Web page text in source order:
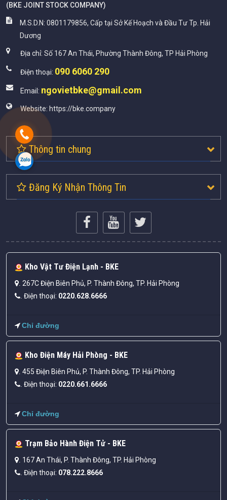
(BKE JOINT STOCK COMPANY)
M.S.D.N: 0801179856, Cấp tại Sở Kế Hoạch và Đầu Tư Tp. Hải
Dương
Địa chỉ: Số 167 An Thái, Phường Thành Đông, TP Hải Phòng
Điện thoại: 090 6060 290
Email: ngovietbke@gmail.com
Website: https://bke.company
Thông tin chung
Đăng Ký Nhận Thông Tin
Kho Vật Tư Điện Lạnh - BKE
267C Điện Biên Phủ, P. Thành Đông, TP. Hải Phòng
Điện thoại: 0220.628.6666
Chỉ đường
Kho Điện Máy Hải Phòng - BKE
455 Điện Biên Phủ, P. Thành Đông, TP. Hải Phòng
Điện thoại: 0220.661.6666
Chỉ đường
Trạm Bảo Hành Điện Tử - BKE
167 An Thái, P. Thành Đông, TP. Hải Phòng
Điện thoại: 078.222.8666